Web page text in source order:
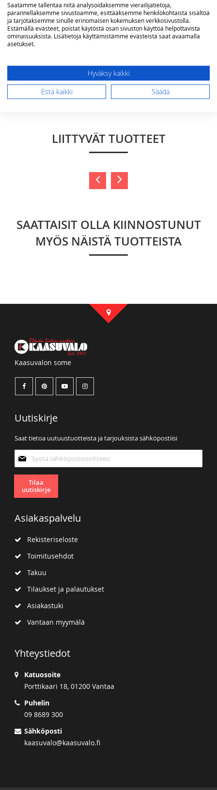
Arvostelu
LIITTYVÄT TUOTTEET
SAATTAISIT OLLA KIINNOSTUNUT
MYÖS NÄISTÄ TUOTTEISTA
Kaasuvalon some
Uutiskirje
Saat tietoa uutuustuotteista ja tarjouksista sähköpostiisi
uutiskirjeemme:
Tilaa
uutiskirje
Asiakaspalvelu
Rekisteriseloste
Toimitusehdot
Takuu
Tilaukset ja palautukset
Asiakastuki
Vantaan myymälä
Yhteystiedot
Katuosoite
Porttikaari 18, 01200 Vantaa
Puhelin
09 8689 300
Sähköposti
kaasuvalo@kaasuvalo.fi
Saatamme tallentaa niitä analysoidaksemme vierailijatietoja,
parannellaksemme sivustoamme, esittääksemme henkilökohtaista sisältöä
ja tarjotaksemme sinulle erinomaisen kokemuksen verkkosivustolla.
Estämällä evästeet, poistat käytöstä osan sivuston käyttöä helpottavista
ominaisuuksista. Lisätietoja käyttämistämme evästeistä saat avaamalla
asetukset.
Hyväksy kaikki
Estä kaikki Säädä